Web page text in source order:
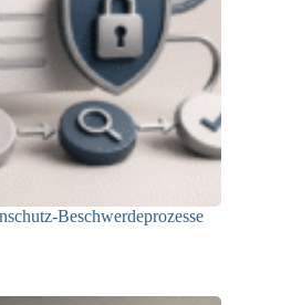
Beschwerdeprozesse